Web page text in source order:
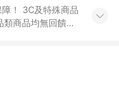
！ 3C及特殊商品
適用] -內接硬